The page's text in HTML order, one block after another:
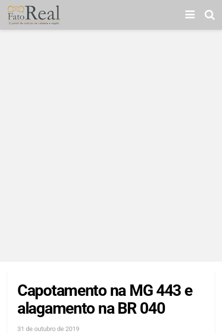
Capotamento na MG 443 e
alagamento na BR 040
31 de outubro de 2019